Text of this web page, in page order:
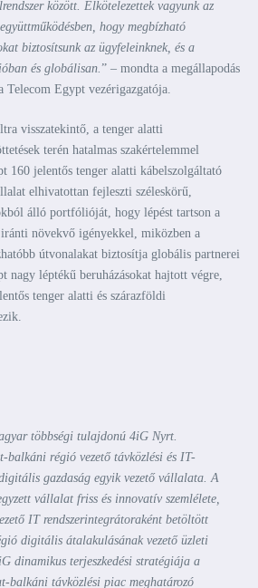
között. Elkötelezettek vagyunk az
hogy megbízható
biztosítsunk az ügyfeleinknek, és a
és globálisan.” – mondta a megállapodás
Telecom Egypt vezérigazgatója.
visszatekintő, a tenger alatti
terén hatalmas szakértelemmel
160 jelentős tenger alatti kábelszolgáltató
elhivatottan fejleszti széleskörű,
álló portfólióját, hogy lépést tartson a
iránti növekvő igényekkel, miközben a
útvonalakat biztosítja globális partnerei
nagy léptékű beruházásokat hajtott végre,
tenger alatti és szárazföldi
többségi tulajdonú 4iG Nyrt.
balkáni régió vezető távközlési és IT-
gazdaság egyik vezető vállalata. A
vállalat friss és innovatív szemlélete,
IT rendszerintegrátoraként betöltött
digitális átalakulásának vezető üzleti
dinamikus terjeszkedési stratégiája a
balkáni távközlési piac meghatározó